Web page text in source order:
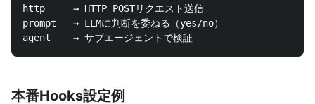
http     → HTTP POSTリクエスト送信
prompt   → LLMに判断を委ねる（yes/no）
本番Hooks設定例